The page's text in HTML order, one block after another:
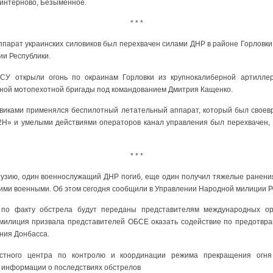
Безыменное.
* * *
украинских силовиков был перехвачен силами ДНР в районе
Республики.
открыли огонь по окраинам Горловки из крупнокалиберной
мотопехотной бригады под командованием Дмитрия Кащенко.
применялся беспилотный летательный аппарат, который был
и умелыми действиями операторов канал управления был
* * *
один военнослужащий ДНР погиб, еще один получил тяжелые
военными. Об этом сегодня сообщили в Управлении Народной милиции
факту обстрела будут переданы представителям международных
призвала представителей ОБСЕ оказать содействие по
Донбасса.
центра по контролю и координации режима прекращения
о последствиях обстрелов